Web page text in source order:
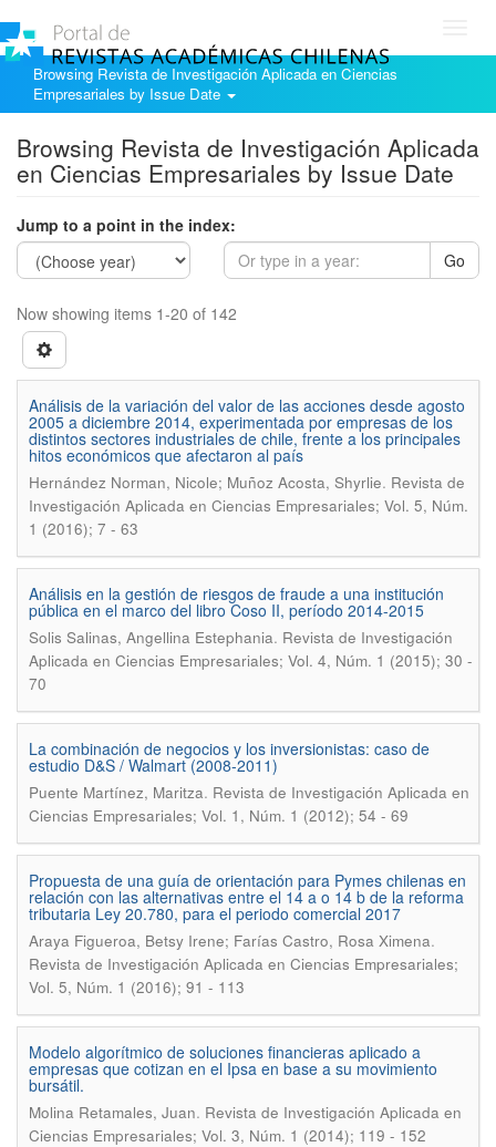
Browsing Revista de Investigación Aplicada en Ciencias
Empresariales by Issue Date
Browsing Revista de Investigación Aplicada
en Ciencias Empresariales by Issue Date
Jump to a point in the index:
Go
Now showing items 1-20 of 142
Análisis de la variación del valor de las acciones desde agosto
2005 a diciembre 2014, experimentada por empresas de los
distintos sectores industriales de chile, frente a los principales
hitos económicos que afectaron al país
Hernández Norman, Nicole; Muñoz Acosta, Shyrlie. Revista de
Investigación Aplicada en Ciencias Empresariales; Vol. 5, Núm.
1 (2016); 7 - 63
Análisis en la gestión de riesgos de fraude a una institución
pública en el marco del libro Coso II, período 2014-2015
Solis Salinas, Angellina Estephania. Revista de Investigación
Aplicada en Ciencias Empresariales; Vol. 4, Núm. 1 (2015); 30 -
70
La combinación de negocios y los inversionistas: caso de
estudio D&S / Walmart (2008-2011)
Puente Martínez, Maritza. Revista de Investigación Aplicada en
Ciencias Empresariales; Vol. 1, Núm. 1 (2012); 54 - 69
Propuesta de una guía de orientación para Pymes chilenas en
relación con las alternativas entre el 14 a o 14 b de la reforma
tributaria Ley 20.780, para el periodo comercial 2017
Araya Figueroa, Betsy Irene; Farías Castro, Rosa Ximena.
Revista de Investigación Aplicada en Ciencias Empresariales;
Vol. 5, Núm. 1 (2016); 91 - 113
Modelo algorítmico de soluciones financieras aplicado a
empresas que cotizan en el Ipsa en base a su movimiento
bursátil.
Molina Retamales, Juan. Revista de Investigación Aplicada en
Ciencias Empresariales; Vol. 3, Núm. 1 (2014); 119 - 152